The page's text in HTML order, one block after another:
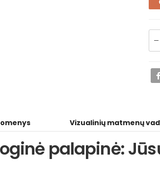
Vizualinių matmenų
palapinė: